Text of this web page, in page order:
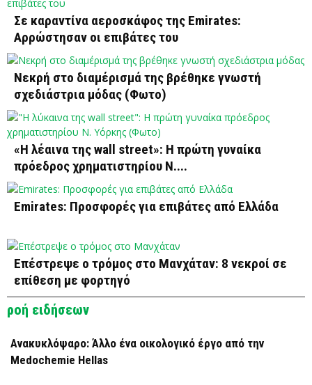
Σε καραντίνα αεροσκάφος της Emirates:
Αρρώστησαν οι επιβάτες του
Νεκρή στο διαμέρισμά της βρέθηκε γνωστή
σχεδιάστρια μόδας (Φωτο)
«Η λέαινα της wall street»: Η πρώτη γυναίκα
πρόεδρος χρηματιστηρίου Ν....
Emirates: Προσφορές για επιβάτες από Ελλάδα
Επέστρεψε ο τρόμος στο Μανχάταν: 8 νεκροί σε
επίθεση με φορτηγό
ροή ειδήσεων
Ανακυκλόψαρο: Άλλο ένα οικολογικό έργο από την
Medochemie Hellas